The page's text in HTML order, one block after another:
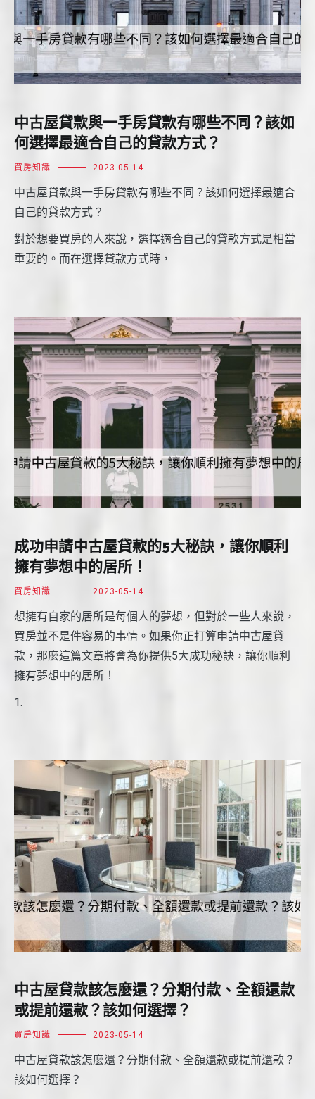
中古屋貸款與一手房貸款有哪些不同？該如
何選擇最適合自己的貸款方式？
買房知識 2023-05-14
中古屋貸款與一手房貸款有哪些不同？該如何選擇最適合
自己的貸款方式？
對於想要買房的人來說，選擇適合自己的貸款方式是相當
重要的。而在選擇貸款方式時，
成功申請中古屋貸款的5大秘訣，讓你順利
擁有夢想中的居所！
買房知識 2023-05-14
想擁有自家的居所是每個人的夢想，但對於一些人來說，
買房並不是件容易的事情。如果你正打算申請中古屋貸
款，那麼這篇文章將會為你提供5大成功秘訣，讓你順利
擁有夢想中的居所！
1.
中古屋貸款該怎麼還？分期付款、全額還款
或提前還款？該如何選擇？
買房知識 2023-05-14
中古屋貸款該怎麼還？分期付款、全額還款或提前還款？
該如何選擇？